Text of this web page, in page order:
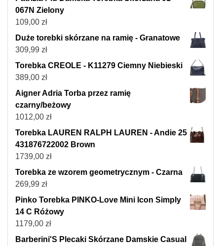
067N Zielony
109,00 zł
Duże torebki skórzane na ramię - Granatowe
309,99 zł
Torebka CREOLE - K11279 Ciemny Niebieski
389,00 zł
Aigner Adria Torba przez ramię
czarny/beżowy
1012,00 zł
Torebka LAUREN RALPH LAUREN - Andie 25
431876722002 Brown
1739,00 zł
Torebka ze wzorem geometrycznym - Czarna
269,99 zł
Pinko Torebka PINKO-Love Mini Icon Simply
14 C Różowy
1179,00 zł
Barberini'S Plecaki Skórzane Damskie Casual